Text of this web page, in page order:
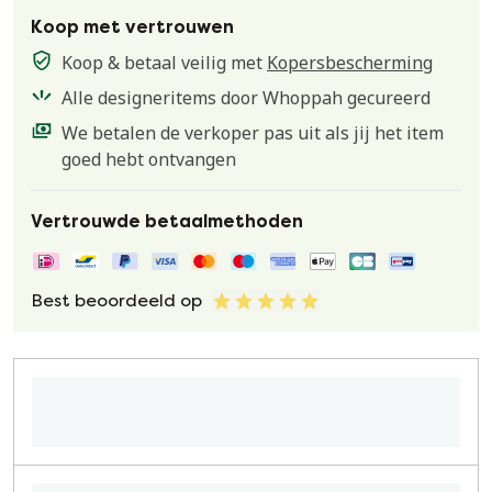
Koop met vertrouwen
Koop & betaal veilig met Kopersbescherming
Alle designeritems door Whoppah gecureerd
We betalen de verkoper pas uit als jij het item
goed hebt ontvangen
Vertrouwde betaalmethoden
Best beoordeeld op